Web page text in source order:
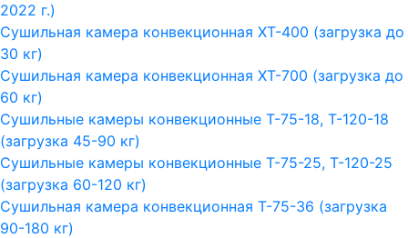
2022 г.)
Сушильная камера конвекционная ХТ-400 (загрузка до
30 кг)
Сушильная камера конвекционная ХТ-700 (загрузка до
60 кг)
Сушильные камеры конвекционные Т-75-18, Т-120-18
(загрузка 45-90 кг)
Сушильные камеры конвекционные Т-75-25, Т-120-25
(загрузка 60-120 кг)
Сушильная камера конвекционная Т-75-36 (загрузка
90-180 кг)